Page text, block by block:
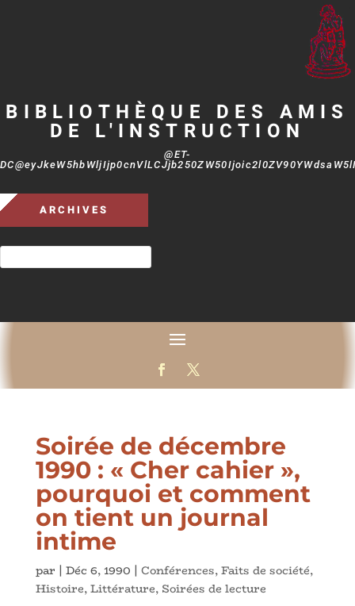
BIBLIOTHÈQUE DES AMIS
DE L'INSTRUCTION
@ET-
ARCHIVES
Soirée de décembre
1990 : « Cher cahier »,
pourquoi et comment
on tient un journal
intime
par | Déc 6, 1990 | Conférences,Faits de société,
Histoire,Littérature, Soirées de lecture